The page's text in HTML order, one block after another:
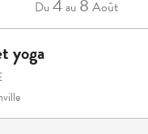
Du 4 au 8 Août
yoga